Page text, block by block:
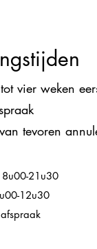
vier weken
tevoren
21u30
12u30